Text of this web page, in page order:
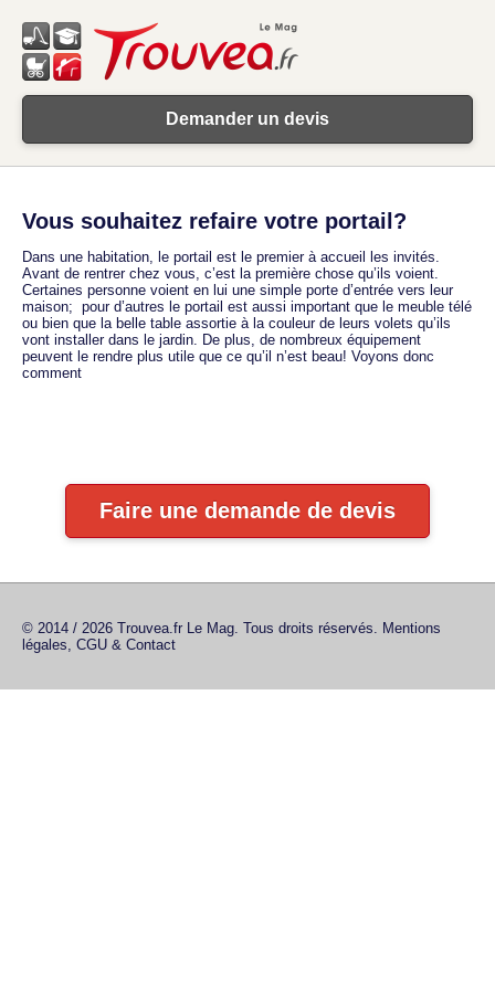
Demander un devis
Vous souhaitez refaire votre portail?
Dans une habitation, le portail est le premier à accueil les invités.
Avant de rentrer chez vous, c’est la première chose qu’ils voient.
Certaines personne voient en lui une simple porte d’entrée vers leur
maison; pour d’autres le portail est aussi important que le meuble télé
ou bien que la belle table assortie à la couleur de leurs volets qu’ils
vont installer dans le jardin. De plus, de nombreux équipement
peuvent le rendre plus utile que ce qu’il n’est beau! Voyons donc
comment
Faire une demande de devis
© 2014 / 2026 Trouvea.fr Le Mag. Tous droits réservés. Mentions
légales, CGU & Contact